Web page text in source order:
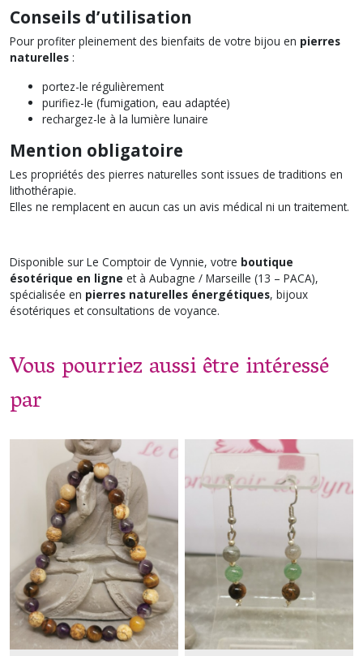
Conseils d’utilisation
Pour profiter pleinement des bienfaits de votre bijou en pierres
naturelles :
portez-le régulièrement
purifiez-le (fumigation, eau adaptée)
rechargez-le à la lumière lunaire
Mention obligatoire
Les propriétés des pierres naturelles sont issues de traditions en
lithothérapie.
Elles ne remplacent en aucun cas un avis médical ni un traitement.
Disponible sur Le Comptoir de Vynnie, votre boutique
ésotérique en ligne et à Aubagne / Marseille (13 – PACA),
spécialisée en pierres naturelles énergétiques, bijoux
ésotériques et consultations de voyance.
Vous pourriez aussi être intéressé
par